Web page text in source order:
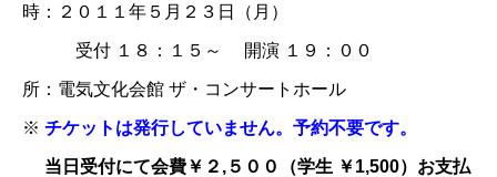
時：２０１１年５月２３日（月）
受付 １８：１５～ 開演 １９：００
所：電気文化会館 ザ・コンサートホール
※ チケットは発行していません。予約不要です。
当日受付にて会費￥２,５００（学生 ￥1,500）お支払